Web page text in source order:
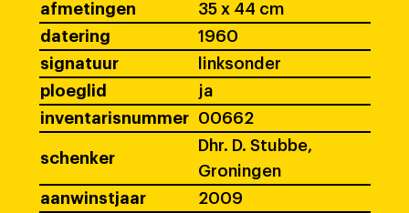
afmetingen
35 x 44 cm
datering
1960
signatuur
linksonder
ploeglid
ja
inventarisnummer
00662
schenker
Dhr. D. Stubbe,
Groningen
aanwinstjaar
2009